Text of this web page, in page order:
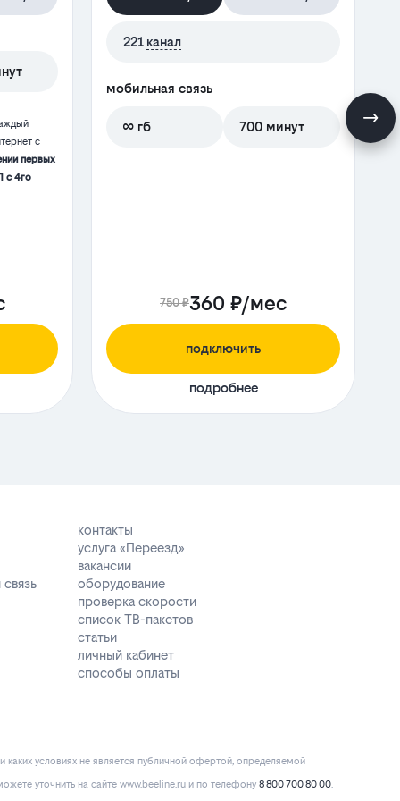
с
первых
с 4го
221 канал
мобильная связь
∞ гб 700 минут
750 ₽360 ₽/мес
подключить
подробнее
контакты
услуга «Переезд»
вакансии
оборудование
проверка скорости
список ТВ-пакетов
статьи
личный кабинет
способы оплаты
условиях не является публичной офертой, определяемой
уточнить на сайте www.beeline.ru и по телефону 8 800 700 80 00.